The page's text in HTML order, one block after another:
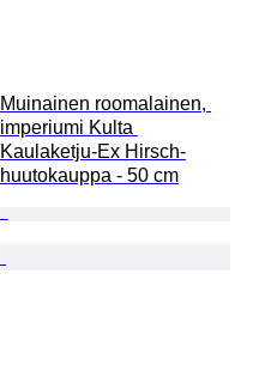
Muinainen roomalainen,
imperiumi Kulta
Kaulaketju-Ex Hirsch-
huutokauppa - 50 cm